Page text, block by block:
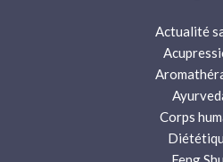
Actualité
Corps